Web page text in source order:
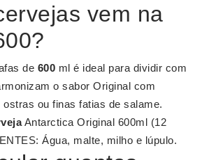
vem na
de 600 ml é ideal para dividir com
o sabor Original com
ou finas fatias de salame.
Antarctica Original 600ml (12
Água, malte, milho e lúpulo.